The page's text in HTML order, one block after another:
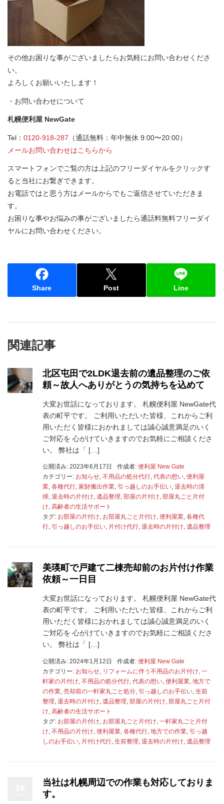
その他お困りな事がございましたらお気軽にお問い合わせくださ
い。
よろしくお願いいたします！
・お問い合わせについて
札幌便利屋 NewGate
Tel： 0120-918-287 （通話無料：年中無休 9:00〜20:00）
メールお問い合わせはこちらから
スマートフォンでご覧の方は上記のフリーダイヤルをクリックす
ると当社にお繋ぎできます。
お電話ではと思う方はメールからでもご返信させていただきま
す。
お困りな事やお悩みの事がございましたら通話料無料フリーダイ
ヤルにお問い合わせください。
Share Post Line
関連記事
北区屯田で2LDK退去前の遺品整理のご依
頼～故人へありがとうの気持ちを込めて
大変お世話になっております。 札幌便利屋 NewGate代
表の町平です。 ご利用いただいた皆様、これからご利
用いただく皆様におかれましては誠心誠意満足のいく
ご対応を 心がけていきますのでお気軽にご相談くださ
い。 弊社は「 […]
公開済み: 2023年6月17日 作成者: 便利屋 New Gate
カテゴリー: お知らせ, 不用品の処分代行, 代表の想い, 便利屋
業, 各種代行, 家財搬出作業, 引っ越しのお手伝い, 退去時の清
掃, 退去時の片付け, 遺品整理, 部屋の片付け, 部屋丸ごと片付
け, 高齢者の生活サポート
タグ: お部屋の片付け, お部屋丸ごと片付け, 便利屋業, 各種代
行, 引っ越しのお手伝い, 片付け代行, 退去時の片付け, 遺品整理
美瑛町で戸建て二棟売却前のお片付け作業
依頼～一日目
大変お世話になっております。 札幌便利屋 NewGate代
表の町平です。 ご利用いただいた皆様、これからご利
用いただく皆様におかれましては誠心誠意満足のいく
ご対応を 心がけていきますのでお気軽にご相談くださ
い。 弊社は「 […]
公開済み: 2024年1月12日 作成者: 便利屋 New Gate
カテゴリー: お知らせ リフォームに伴う不用品のお片付け 一
軒家の片付け 不用品の処分代行 代表の想い 便利屋業 地方で
の作業 売却前の一軒家丸ごと処分 引っ越しのお手伝い 生前
整理 退去時の片付け 遺品整理 部屋の片付け 部屋丸ごと片付
け 高齢者の生活サポート
タグ: お部屋の片付け お部屋丸ごと片付け 一軒家丸ごと片付
け 不用品の片付け 便利屋業 各種代行 地方での作業 引っ越
しのお手伝い 片付け代行 生前整理 退去時の片付け 遺品整理
当社は札幌周辺での作業も対応しておりま
す。